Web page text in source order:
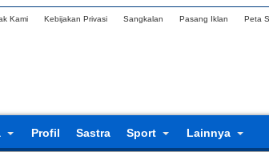
Kami Kebijakan Privasi Sangkalan Pasang Iklan Peta
Profil Sastra Sport Lainnya